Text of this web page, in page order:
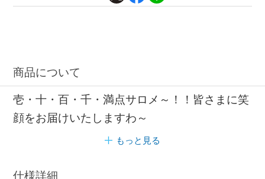
商品について
壱・十・百・千・満点サロメ～！！皆さまに笑
顔をお届けいたしますわ～
もっと見る
仕様詳細